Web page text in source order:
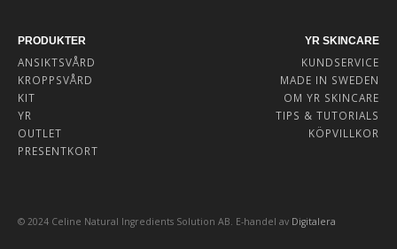
PRODUKTER
ANSIKTSVÅRD
KROPPSVÅRD
KIT
YR
OUTLET
PRESENTKORT
YR SKINCARE
KUNDSERVICE
MADE IN SWEDEN
OM YR SKINCARE
TIPS & TUTORIALS
KÖPVILLKOR
© 2024 Celine Natural Ingredients Solution AB. E-handel av Digitalera